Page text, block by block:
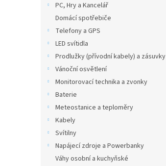
PC, Hry a Kancelář
Domácí spotřebiče
Telefony a GPS
LED svítidla
Prodlužky (přívodní kabely) a zásuvky
Vánoční osvětlení
Monitorovací technika a zvonky
Baterie
Meteostanice a teploměry
Kabely
Svítilny
Napájecí zdroje a Powerbanky
Váhy osobní a kuchyňské